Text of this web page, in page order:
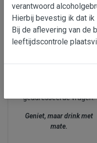
verboden is. Wij willen als
wijnimporteur bijdragen
aan verantwoord
alcoholgebruik. Er is met
onze transportpartners
twijfel over de leeftijd
geadresseerde vragen.
Geniet, maar drink met
mate.
verantwoord
Hierbij bevestig ik dat ik
Bij de aflevering van de
leeftijdscontrole